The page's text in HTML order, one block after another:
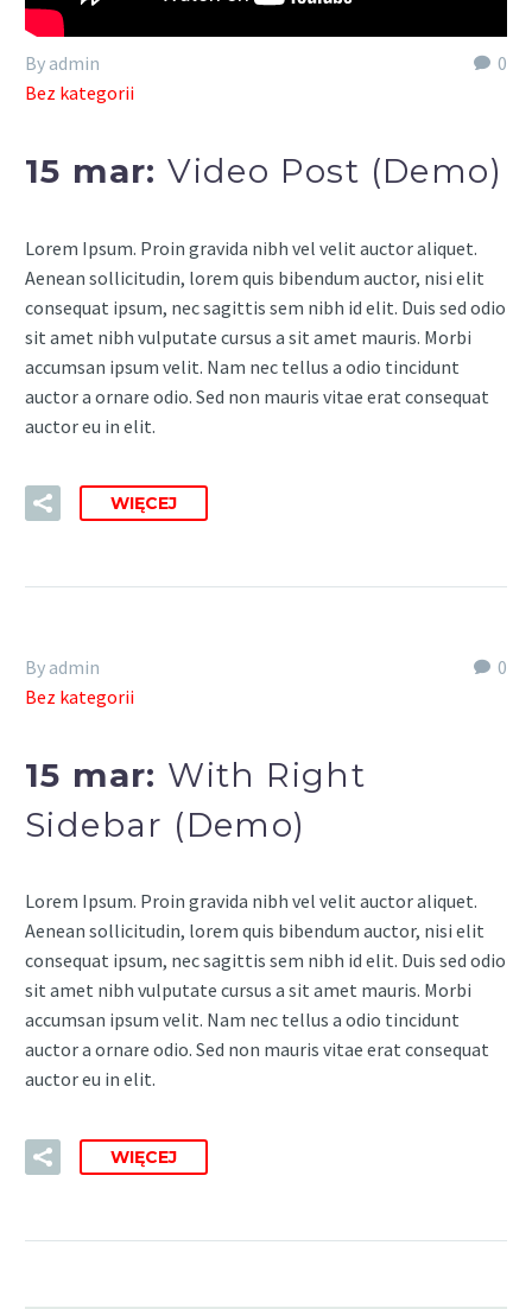
0
By admin
Bez kategorii
15 mar:Video Post (Demo)
Lorem Ipsum. Proin gravida nibh vel velit auctor aliquet.
Aenean sollicitudin, lorem quis bibendum auctor, nisi elit
consequat ipsum, nec sagittis sem nibh id elit. Duis sed odio
sit amet nibh vulputate cursus a sit amet mauris. Morbi
accumsan ipsum velit. Nam nec tellus a odio tincidunt
auctor a ornare odio. Sed non mauris vitae erat consequat
auctor eu in elit.
WIĘCEJ
0
By admin
Bez kategorii
15 mar: With Right
Sidebar (Demo)
Lorem Ipsum. Proin gravida nibh vel velit auctor aliquet.
Aenean sollicitudin, lorem quis bibendum auctor, nisi elit
consequat ipsum, nec sagittis sem nibh id elit. Duis sed odio
sit amet nibh vulputate cursus a sit amet mauris. Morbi
accumsan ipsum velit. Nam nec tellus a odio tincidunt
auctor a ornare odio. Sed non mauris vitae erat consequat
auctor eu in elit.
WIĘCEJ